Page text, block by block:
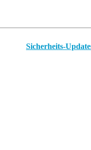
Sicherheits-